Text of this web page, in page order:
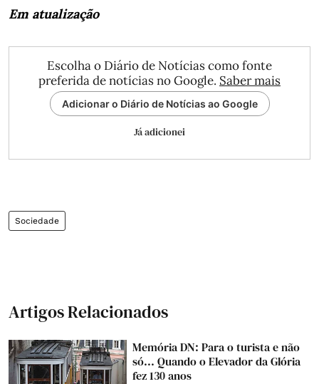
Em atualização
Escolha o Diário de Notícias como fonte
preferida de notícias no Google. Saber mais
Adicionar o Diário de Notícias ao Google
Já adicionei
Sociedade
Artigos Relacionados
Memória DN: Para o turista e não
só... Quando o Elevador da Glória
fez 130 anos